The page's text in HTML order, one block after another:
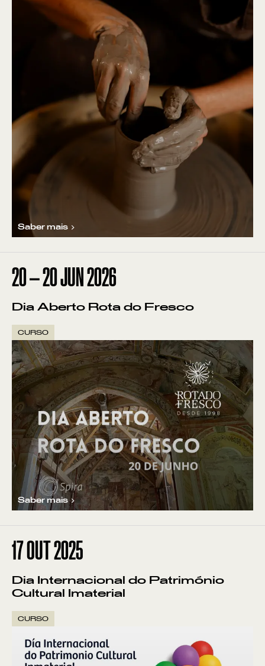
Saber mais
20—20JUN 2026
Dia Aberto Rota do Fresco
CURSO
Saber mais
17OUT 2025
Dia Internacional do Património
Cultural Imaterial
CURSO